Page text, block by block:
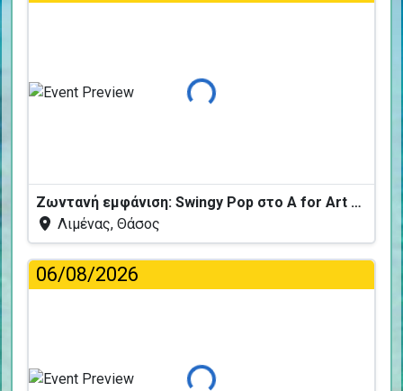
Φόρτωση...
Ζωντανή εμφάνιση: Swingy Pop στο A for Art Design Hotel
Λιμένας, Θάσος
06/08/2026